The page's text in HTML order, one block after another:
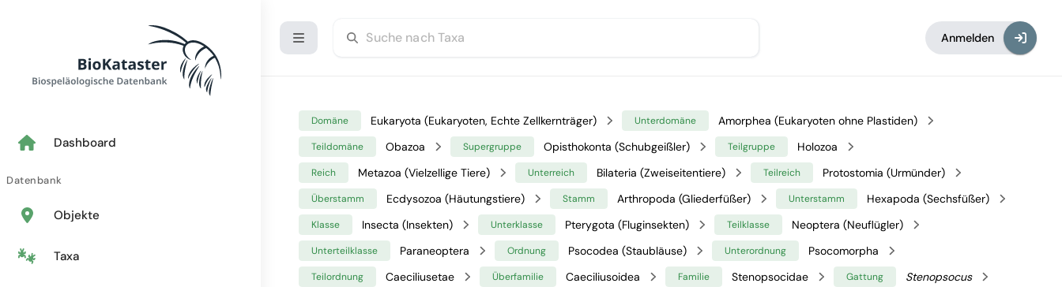
Dashboard
Datenbank
Objekte
Taxa
Anmelden
Domäne Eukaryota (Eukaryoten, Echte Zellkernträger) Unterdomäne Amorphea (Eukaryoten ohne Plastiden)
Teildomäne Obazoa Supergruppe Opisthokonta (Schubgeißler) Teilgruppe Holozoa
Reich Metazoa (Vielzellige Tiere) Unterreich Bilateria (Zweiseitentiere) Teilreich Protostomia (Urmünder)
Überstamm Ecdysozoa (Häutungstiere) Stamm Arthropoda (Gliederfüßer) Unterstamm Hexapoda (Sechsfüßer)
Klasse Insecta (Insekten) Unterklasse Pterygota (Fluginsekten) Teilklasse Neoptera (Neuflügler)
Unterteilklasse Paraneoptera Ordnung Psocodea (Staubläuse) Unterordnung Psocomorpha
Teilordnung Caeciliusetae Überfamilie Caeciliusoidea Familie Stenopsocidae Gattung Stenopsocus